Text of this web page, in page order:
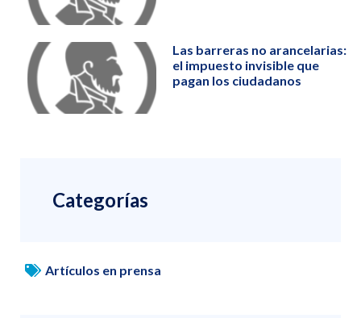
Las barreras no arancelarias:
el impuesto invisible que
pagan los ciudadanos
Categorías
Artículos en prensa